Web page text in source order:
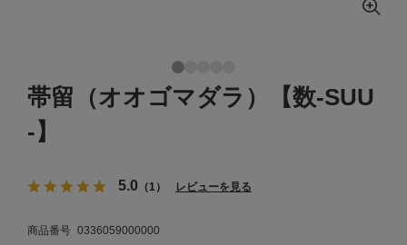
帯留（オオゴマダラ）【数-SUU
-】
5.0 （1） レビューを見る
商品番号 0336059000000